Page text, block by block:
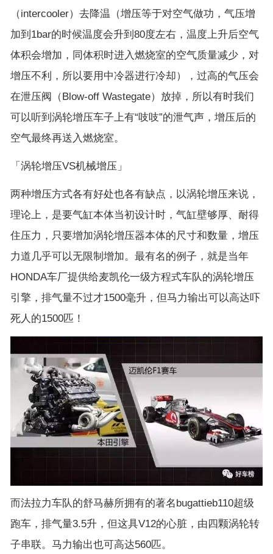
（intercooler）去降温（增压等于对空气做功，气压增
加到1bar的时候温度会升到80度左右，温度上升后空气
体积会增加，同体积时进入燃烧室的空气质量减少，对
增压不利，所以要用中冷器进行冷却），过高的气压会
在泄压阀（Blow-off Wastegate）放掉，所以有时我们
可以听到涡轮增压车子上有“吱吱”的泄气声，增压后的
空气最终再送入燃烧室。
「涡轮增压VS机械增压」
两种增压方式各有好处也各有缺点，以涡轮增压来说，
理论上，是要气缸本体当初设计时，气缸壁够厚、耐得
住压力，只要增加涡轮增压器本体的尺寸和数量，增压
力道几乎可以无限制增加。最有名的例子，就是当年
HONDA车厂提供给麦凯伦一级方程式车队的涡轮增压
引擎，排气量不过才1500毫升，但马力输出可以高达吓
死人的1500匹！
而法拉力车队的舒马赫所拥有的著名bugattieb110超级
跑车，排气量3.5升，但这具V12的心脏，由四颗涡轮转
子串联。马力输出也可高达560匹。